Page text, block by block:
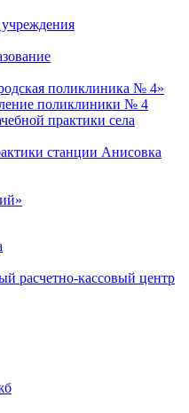
поликлиника № 4»
поликлиники № 4
практики села
станции Анисовка